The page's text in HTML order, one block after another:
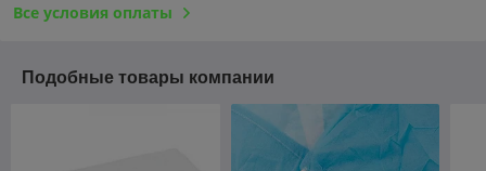
Все условия оплаты
Подобные товары компании